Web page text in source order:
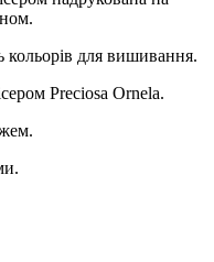
кольорів для вишивання.
Preciosa Ornela.